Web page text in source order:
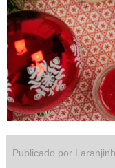
Publicado por